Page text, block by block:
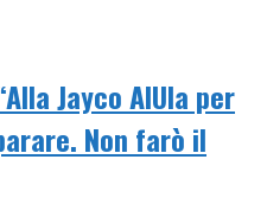
Jayco AlUla per
Non farò il